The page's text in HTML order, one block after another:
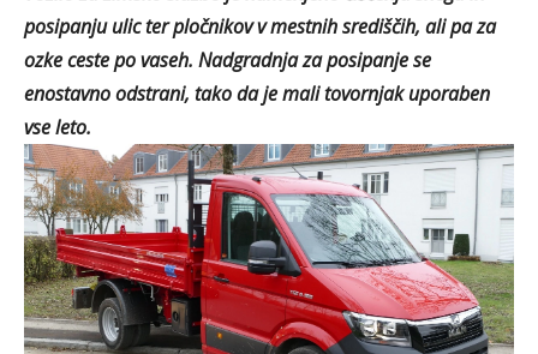
posipanju ulic ter pločnikov v mestnih središčih, ali pa za
ozke ceste po vaseh. Nadgradnja za posipanje se
enostavno odstrani, tako da je mali tovornjak uporaben
vse leto.